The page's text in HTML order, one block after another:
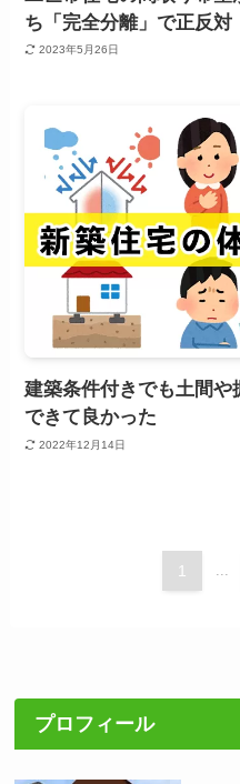
ち「完全分離」で正反対
2023年5月26日
建築条件付きでも土間
できて良かった
2022年12月14日
1 ...
プロフィール